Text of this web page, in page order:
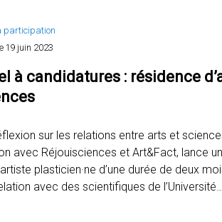
participation
19 juin 2023
à candidatures : résidence
sur les relations entre arts et
avec Réjouisciences et Art&Fact, lance
plasticien·ne d’une durée de deux
avec des scientifiques de l’Université…